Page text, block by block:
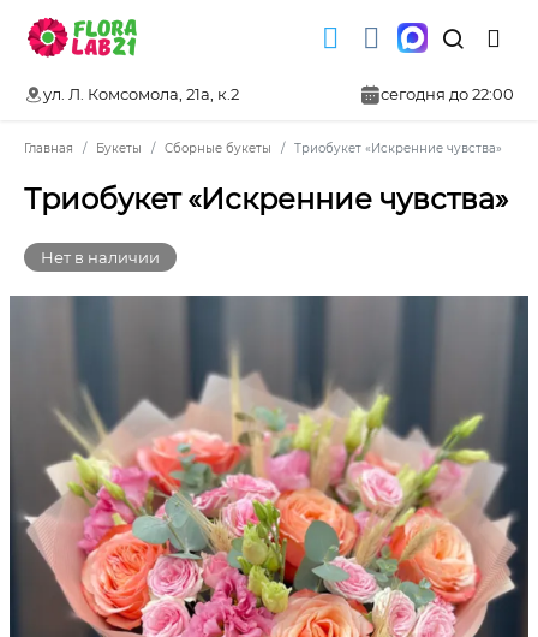
ул. Л. Комсомола, 21а, к.2 сегодня до 22:00
Главная Букеты Сборные букеты Триобукет «Искренние чувства»
Триобукет «Искренние чувства»
Нет в наличии